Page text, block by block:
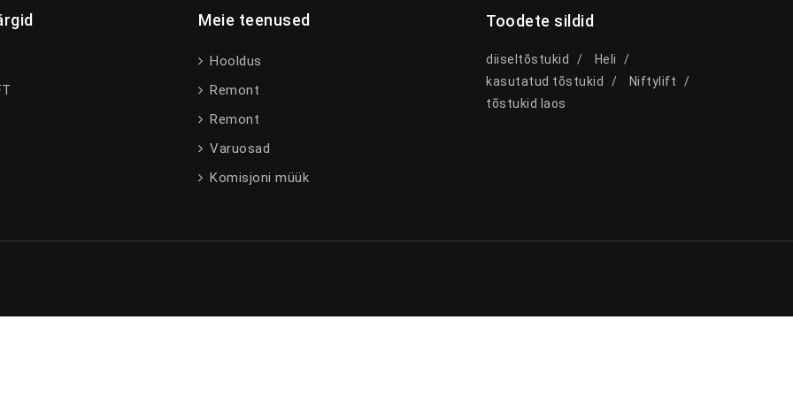
Meie teenused
Hooldus
Remont
Remont
Varuosad
Komisjoni müük
Toodete sildid
diiseltõstukid
Heli
kasutatud tõstukid
Niftylift
tõstukid laos